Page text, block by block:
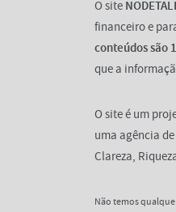
O site
financeiro e
conteúdos são
que a
O site é um
uma agência
Clareza,
Não temos